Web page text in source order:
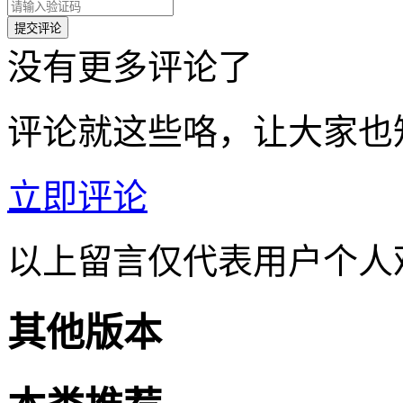
没有更多评论了
评论就这些咯，让大家
立即评论
以上留言仅代表用户个
其他版本